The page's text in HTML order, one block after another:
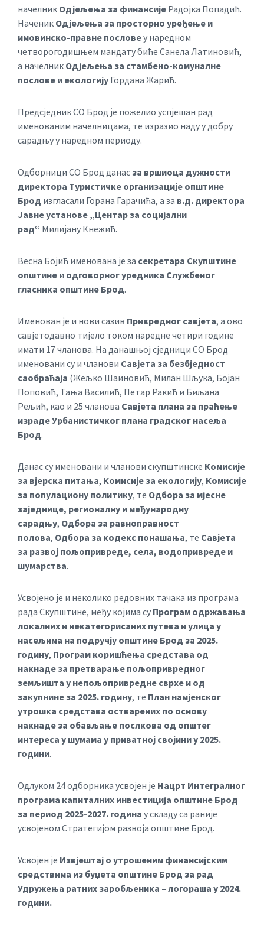
начелник Одјељења за финансије Радојка Попадић.
Наченик Одјељења за просторно уређење и
имовинско-правне пословеу наредном
четворогодишњем мандату биће Санела Латиновић,
а начелник Одјељења за стамбено-комуналне
послове и екологију Гордана Жарић.
Предсједник СО Брод је пожелио успјешан рад
именованим начелницама, те изразио наду у добру
сарадњу у наредном периоду.
Одборници СО Брод данас за вршиоца дужности
директора Туристичке организације општине
Брод изгласали Горана Гарачића, а за в.д. директора
Јавне установе „Центар за социјални
рад“ Милијану Кнежић.
Весна Бојић именована је за секретара Скупштине
општине и одговорног уредника Службеног
гласника општине Брод.
Именован је и нови сазив Привредног савјета, а ово
савјетодавно тијело током наредне четири године
имати 17 чланова. На данашњој сједници СО Брод
именовани су и чланови Савјета за безбједност
саобраћаја (Жељко Шаиновић, Милан Шљука, Бојан
Поповић, Тања Василић, Петар Ракић и Биљана
Рељић, као и 25 чланова Савјета плана за праћење
израде Урбанистичког плана градског насеља
Брод.
Данас су именовани и чланови скупштинске Комисије
за вјерска питања, Комисије за екологију, Комисије
за популациону политику, те Одбора за мјесне
заједнице, регионалну и међународну
сарадњу, Одбора за равноправност
полова, Одбора за кодекс понашања, те Савјета
за развој пољопривреде, села, водопривреде и
шумарства.
Усвојено је и неколико редовних тачака из програма
рада Скупштине, међу којима су Програм одржавања
локалних и некатегорисаних путева и улица у
насељима на подручју општине Брод за 2025.
годину, Програм коришћења средстава од
накнаде за претварање пољопривредног
земљишта у непољопривредне сврхе и од
закупнине за 2025. годину, те План намјенског
утрошка средстава остварених по основу
накнаде за обављање послкова од општег
интереса у шумама у приватној својини у 2025.
години.
Одлуком 24 одборника усвојен је Нацрт Интегралног
програма капиталних инвестиција општине Брод
за период 2025-2027. година у складу са раније
усвојеном Стратегијом развоја општине Брод.
Усвојен је Извјештај о утрошеним финансијским
средствима из буџета општине Брод за рад
Удружења ратних заробљеника – логораша у 2024.
години.